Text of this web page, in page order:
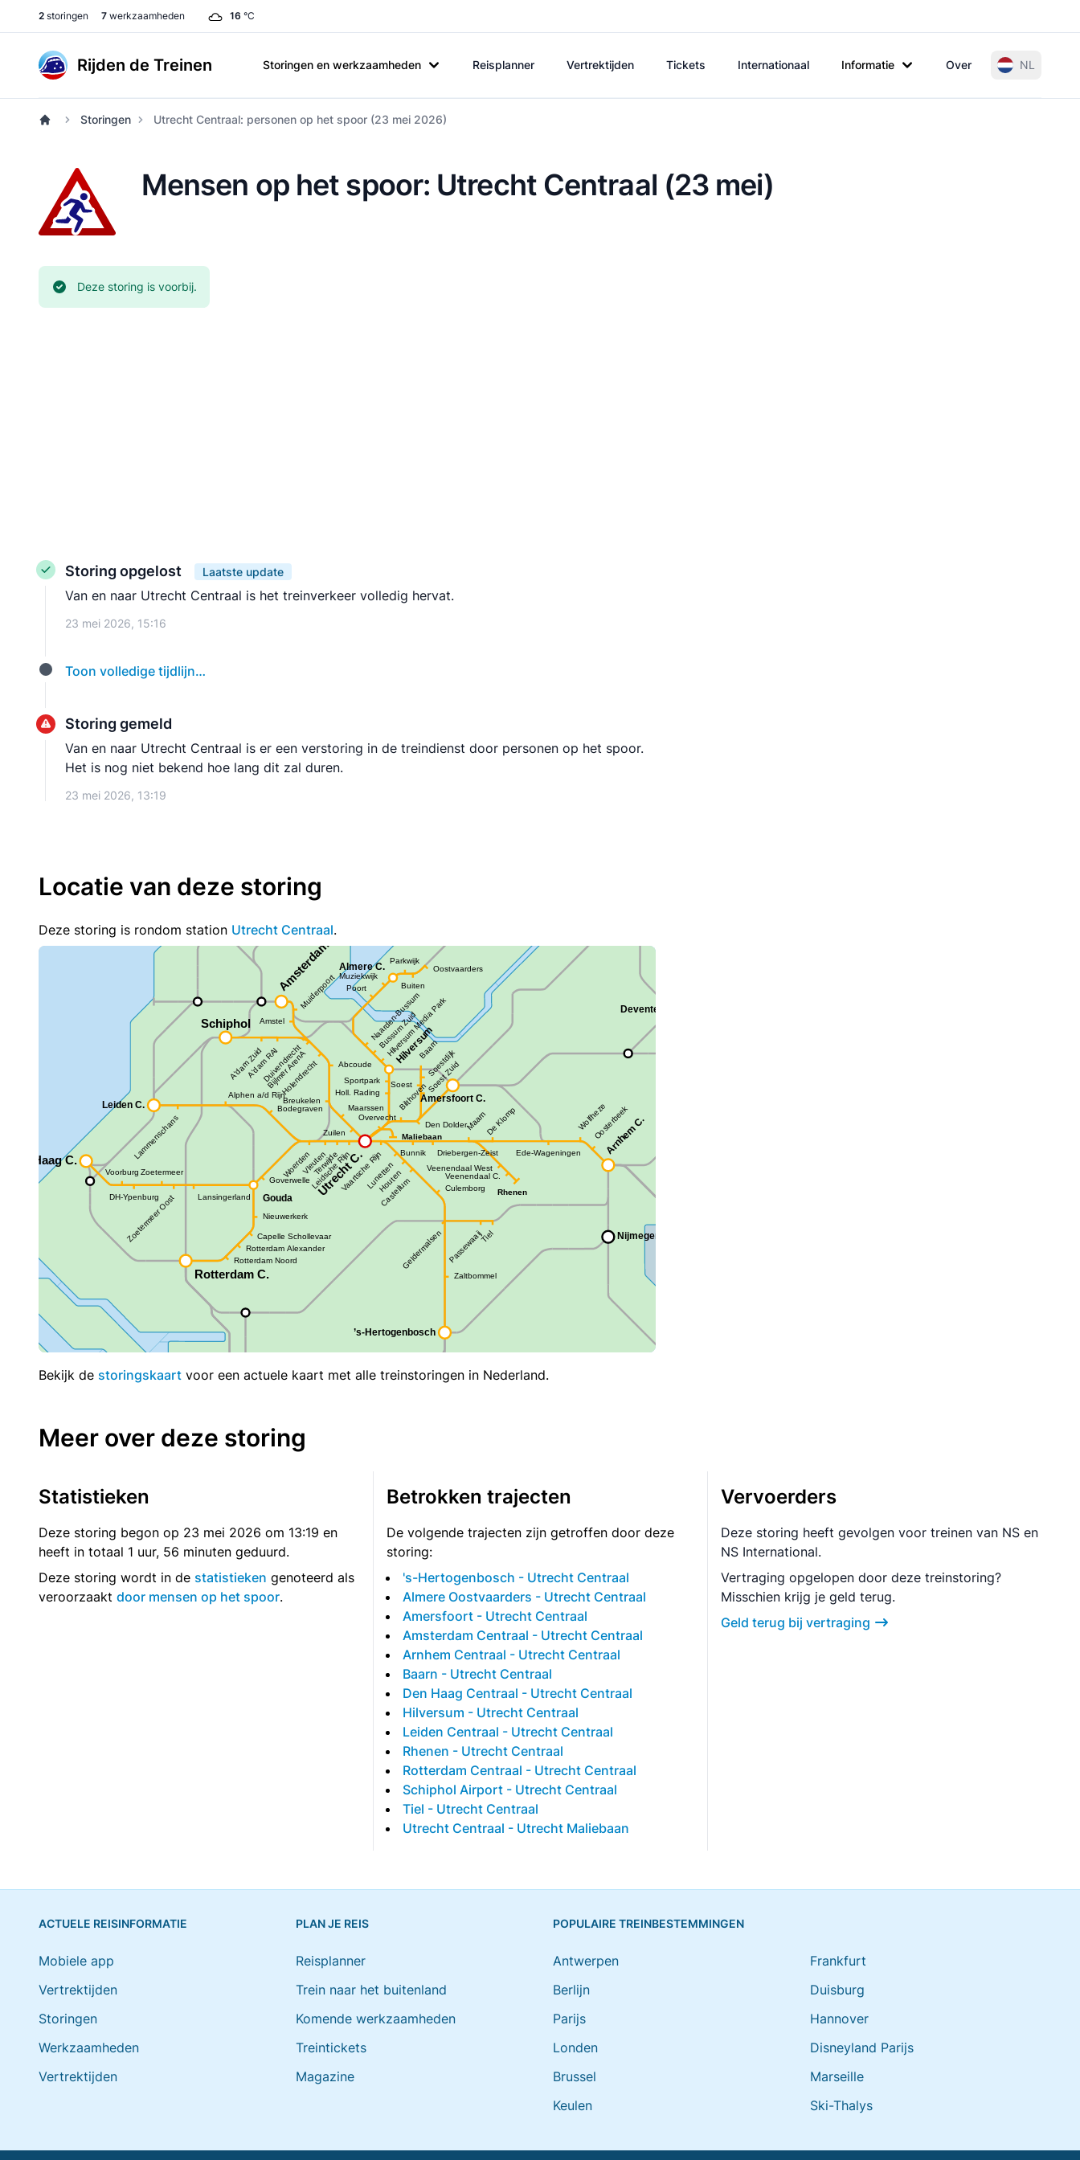
2 storingen 7 werkzaamheden 16 °C
Rijden de Treinen Storingen en werkzaamheden Reisplanner Vertrektijden Tickets Internationaal Informatie Over NL
Storingen Utrecht Centraal: personen op het spoor (23 mei 2026)
Mensen op het spoor: Utrecht Centraal (23 mei)
Huidige status:
Deze storing is voorbij.
Storing opgelost Laatste update
Van en naar Utrecht Centraal is het treinverkeer volledig hervat.
23 mei 2026, 15:16
Toon volledige tijdlijn…
Storing gemeld
Van en naar Utrecht Centraal is er een verstoring in de treindienst door personen op het spoor.
Het is nog niet bekend hoe lang dit zal duren.
23 mei 2026, 13:19
Locatie van deze storing
Deze storing is rondom station Utrecht Centraal.
Bekijk de storingskaart voor een actuele kaart met alle treinstoringen in Nederland.
Meer over deze storing
Statistieken
Deze storing begon op 23 mei 2026 om 13:19 en
heeft in totaal 1 uur, 56 minuten geduurd.
Deze storing wordt in de statistieken genoteerd als
veroorzaakt door mensen op het spoor.
Betrokken trajecten
De volgende trajecten zijn getroffen door deze
storing:
's-Hertogenbosch - Utrecht Centraal
Almere Oostvaarders - Utrecht Centraal
Amersfoort - Utrecht Centraal
Amsterdam Centraal - Utrecht Centraal
Arnhem Centraal - Utrecht Centraal
Baarn - Utrecht Centraal
Den Haag Centraal - Utrecht Centraal
Hilversum - Utrecht Centraal
Leiden Centraal - Utrecht Centraal
Rhenen - Utrecht Centraal
Rotterdam Centraal - Utrecht Centraal
Schiphol Airport - Utrecht Centraal
Tiel - Utrecht Centraal
Utrecht Centraal - Utrecht Maliebaan
Vervoerders
Deze storing heeft gevolgen voor treinen van NS en
NS International.
Vertraging opgelopen door deze treinstoring?
Misschien krijg je geld terug.
Geld terug bij vertraging
ACTUELE REISINFORMATIE
Mobiele app
Vertrektijden
Storingen
Werkzaamheden
Vertrektijden
PLAN JE REIS
Reisplanner
Trein naar het buitenland
Komende werkzaamheden
Treintickets
Magazine
POPULAIRE TREINBESTEMMINGEN
Antwerpen
Berlijn
Parijs
Londen
Brussel
Keulen
Frankfurt
Duisburg
Hannover
Disneyland Parijs
Marseille
Ski-Thalys